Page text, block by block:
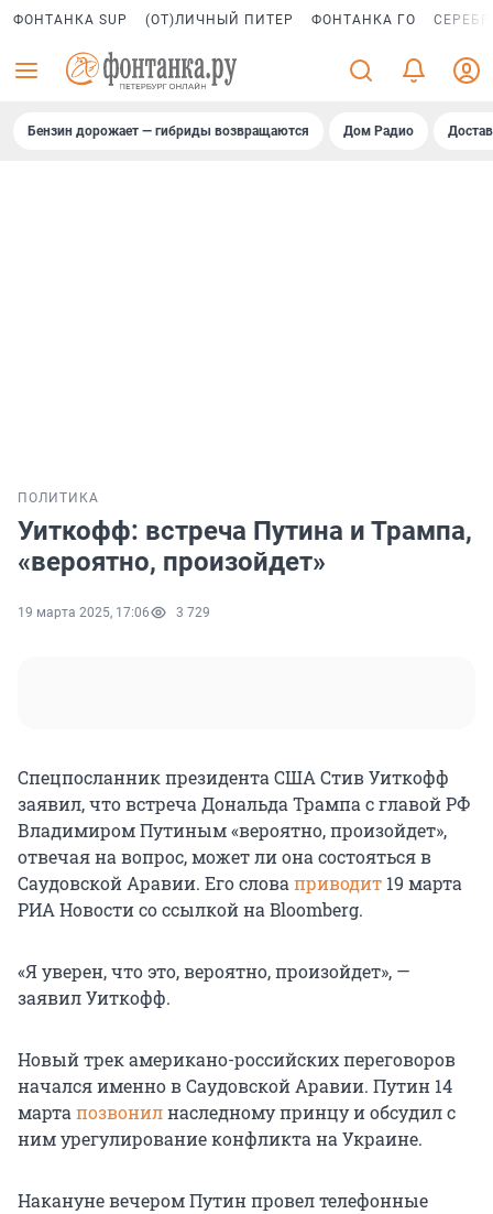
ФОНТАНКА SUP (ОТ)ЛИЧНЫЙ ПИТЕР ФОНТАНКА ГО
Бензин дорожает — гибриды возвращаются Дом Радио
ПОЛИТИКА
Уиткофф: встреча Путина и Трампа,
«вероятно, произойдет»
19 марта 2025, 17:06 3 729
Спецпосланник президента США Стив Уиткофф
заявил, что встреча Дональда Трампа с главой РФ
Владимиром Путиным «вероятно, произойдет»,
отвечая на вопрос, может ли она состояться в
Саудовской Аравии. Его слова приводит 19 марта
РИА Новости со ссылкой на Bloomberg.
«Я уверен, что это, вероятно, произойдет», —
заявил Уиткофф.
Новый трек американо-российских переговоров
начался именно в Саудовской Аравии. Путин 14
марта позвонилнаследному принцу и обсудил с
ним урегулирование конфликта на Украине.
Накануне вечером Путин провел телефонные